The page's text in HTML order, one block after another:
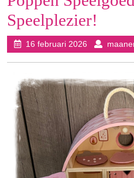
Speelplezier!
16 februari 2026 16
februari